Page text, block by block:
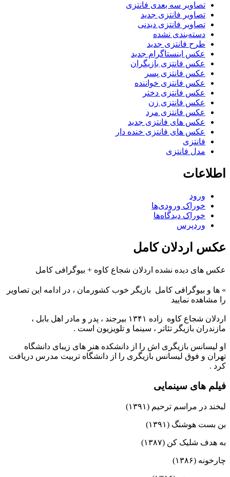
تصاویر سه بعدی فانتزی
تصاویر فانتزی جدید
تصاویر فانتزی دیدنی
دسته‌بندی نشده
طرح فانتزی جدید
عکس اینستاگرام جدید
عکس فانتزی بازیگران
عکس فانتزی پسر
عکس فانتزی خواننده
عکس فانتزی دختر
عکس فانتزی زن
عکس فانتزی مرد
عکس های فانتزی جدید
عکس های فانتزی خنده دار
فانتزی
مدل فانتزی
اطلاعات
ورود
خوراک ورودی‌ها
خوراک دیدگاه‌ها
وردپرس
عکس اردلان کامل
عکس های دیده نشده اردلان شجاع‌ کاوه + بیوگرافی کامل
» ها و بیوگرافی کامل بازیگر خوب کشورمان ، در ادامه این تصاویر
را مشاهده نمایید
اردلان شجاع کاوه زاده ۱۳۴۱ بیرجند ، پدر و مادر اهل بابل ،
مازندران بازیگر تئاتر ، سینما و تلویزیون است .
او لیسانس بازیگری اش را از دانشکده هنر های زیبای دانشگاه
تهران و فوق لیسانس بازیگری را از دانشگاه تربیت مدرس دریافت
کرد .
فیلم های سینمایی
لبخند در مراسم ترحیم (۱۳۹۱)
بن بست هوشنگ (۱۳۹۱)
به هدف شلیک کن (۱۳۸۷)
چارخونه (۱۳۸۶)